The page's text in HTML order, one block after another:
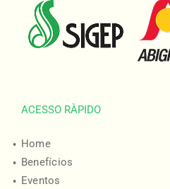
ACESSO RÀPIDO
Home
Benefícios
Eventos